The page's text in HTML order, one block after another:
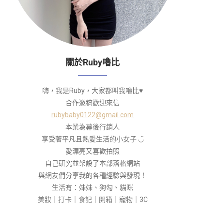
關於Ruby嚕比
嗨，我是Ruby，大家都叫我嚕比♥
合作邀稿歡迎來信
rubybaby0122@gmail.com
本業為幕後行銷人
享受著平凡且熱愛生活的小女子 ◡̈
愛漂亮又喜歡拍照
自己研究並架設了本部落格網站
與網友們分享我的各種經驗與發現！
生活有：妹妹、狗勾、貓咪
美妝｜打卡｜食記｜開箱｜寵物｜3C